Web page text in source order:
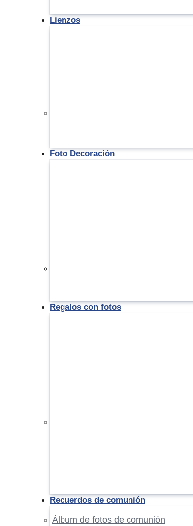
Lienzos
Foto Decoración
Regalos con fotos
Recuerdos de comunión
Álbum de fotos de comunión